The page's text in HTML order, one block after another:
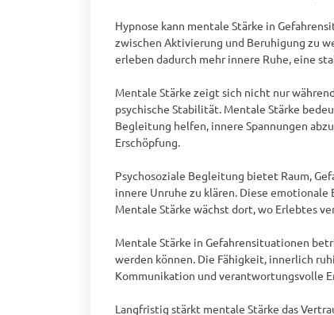
Hypnose kann mentale Stärke in
zwischen Aktivierung und Beruhigung zu
erleben dadurch mehr innere Ruhe, eine
Mentale Stärke zeigt sich nicht nur
psychische Stabilität. Mentale Stärke
Begleitung helfen, innere Spannungen
Erschöpfung.
Psychosoziale Begleitung bietet Raum,
innere Unruhe zu klären. Diese
Mentale Stärke wächst dort, wo Erlebtes
Mentale Stärke in Gefahrensituationen
werden können. Die Fähigkeit, innerlich
Kommunikation und verantwortungsvolle
Langfristig stärkt mentale Stärke das